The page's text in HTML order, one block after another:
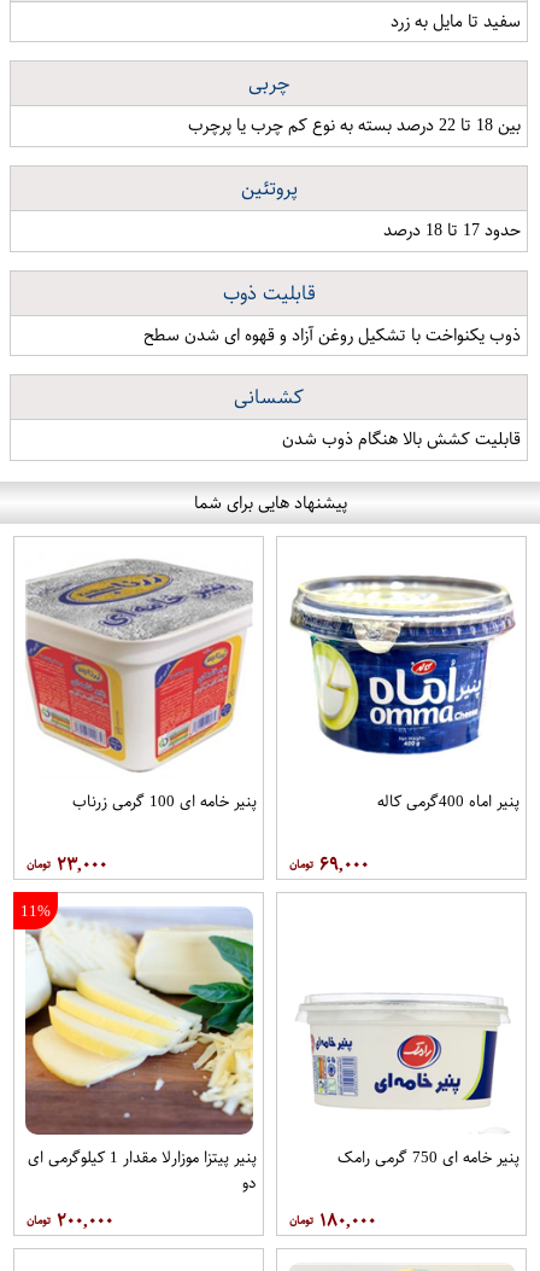
سفید تا مایل به زرد
چربی
بین 18 تا 22 درصد بسته به نوع کم چرب یا پرچرب
پروتئین
حدود 17 تا 18 درصد
قابلیت ذوب
ذوب یکنواخت با تشکیل روغن آزاد و قهوه ای شدن سطح
کشسانی
قابلیت کشش بالا هنگام ذوب شدن
پیشنهاد هایی برای شما
پنیر اماه 400گرمی کاله
۶۹,۰۰۰
پنیر خامه ای 100 گرمی زرناب
۲۳,۰۰۰
پنیر خامه ای 750 گرمی رامک
۱۸۰,۰۰۰
11%
پنیر پیتزا موزارلا مقدار 1 کیلوگرمی ای
دو
۲۰۰,۰۰۰